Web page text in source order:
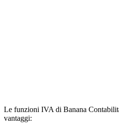
Le funzioni IVA di Banana
vantaggi: